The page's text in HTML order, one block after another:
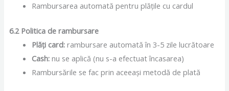
Rambursarea automată pentru plățile cu cardul
6.2 Politica de rambursare
Plăți card:rambursare automată în 3-5 zile lucrătoare
Cash:nu se aplică (nu s-a efectuat încasarea)
Rambursările se fac prin aceeași metodă de plată